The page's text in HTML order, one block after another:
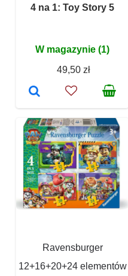
4 na 1: Toy Story 5
W magazynie (1)
49,50 zł
Ravensburger
12+16+20+24 elementów